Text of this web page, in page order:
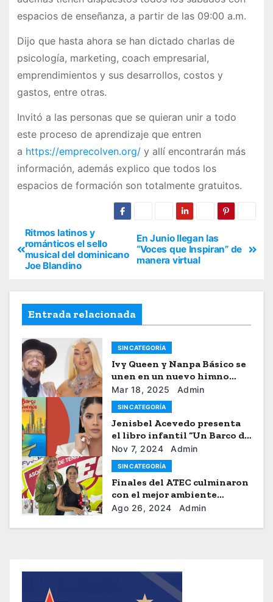
espacios de enseñanza, a partir de las 09:00 a.m.
Dijo que hasta ahora se han dictado charlas de
psicología, marketing, coach empresarial,
emprendimientos y sus desarrollos, costos y
gastos, entre otras.
Invitó a las personas que se quieran unir a todo
este proceso de aprendizaje que entren
a https://emprecolven.org/y allí encontrarán más
información, además explico que todos los
espacios de formación son totalmente gratuitos.
En Junio llegan las
“Voces que Inspiran” de
manera virtual
Ritmos latinos y
románticos el sello
musical del dominicano
Joe Blandino
Entrada relacionada
SIN CATEGORÍA
Ivy Queen y Nanpa Básico se
unen en un nuevo himno
musical
Mar 18, 2025 Admin
SIN CATEGORÍA
Jenisbel Acevedo presenta
el libro infantil “Un Barco de
Sueños”
Nov 7, 2024 Admin
SIN CATEGORÍA
Finales del ATEC culminaron
con el mejor ambiente
tenístico
Ago 26, 2024 Admin